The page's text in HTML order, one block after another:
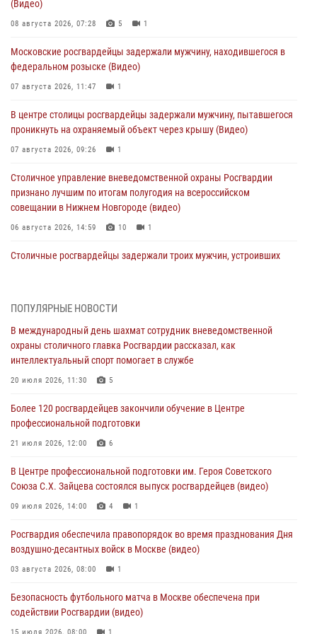
(Видео)
08 августа 2026, 07:28 5 1
Московские росгвардейцы задержали мужчину, находившегося в
федеральном розыске (Видео)
07 августа 2026, 11:47 1
В центре столицы росгвардейцы задержали мужчину, пытавшегося
проникнуть на охраняемый объект через крышу (Видео)
07 августа 2026, 09:26 1
Столичное управление вневедомственной охраны Росгвардии
признано лучшим по итогам полугодия на всероссийском
совещании в Нижнем Новгороде (видео)
06 августа 2026, 14:59 10 1
Столичные росгвардейцы задержали троих мужчин, устроивших
матче в Москве обеспечила Росгвардия (видео)
06 августа 2026, 08:30
Столичные росгвардейцы задержали мужчину, устроившего дебош
05 августа 2026, 12:39
Московские росгвардейцы обеспечили безопасность проведения
05 августа 2026, 12:35
Делегация МВД Республики Беларусь ознакомилась с передовыми
04 августа 2026, 18:16 5
ПОПУЛЯРНЫЕ НОВОСТИ
В международный день шахмат сотрудник вневедомственной
охраны столичного главка Росгвардии рассказал, как
интеллектуальный спорт помогает в службе
20 июля 2026, 11:30 5
Более 120 росгвардейцев закончили обучение в Центре
профессиональной подготовки
21 июля 2026, 12:00 6
В Центре профессиональной подготовки им. Героя Советского
Союза С.Х. Зайцева состоялся выпуск росгвардейцев (видео)
09 июля 2026, 14:00 4 1
Росгвардия обеспечила правопорядок во время празднования Дня
воздушно-десантных войск в Москве (видео)
03 августа 2026, 08:00 1
Безопасность футбольного матча в Москве обеспечена при
содействии Росгвардии (видео)
15 июля 2026, 08:00 1